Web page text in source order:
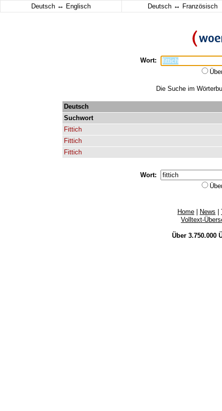
Deutsch ↔ Englisch Deutsch ↔ Französisch
Wort:
Die Suche im
Deutsch
Suchwort
Fittich
Fittich
Fittich
Wort:
Home News
Volltext-
Über 3.750.000